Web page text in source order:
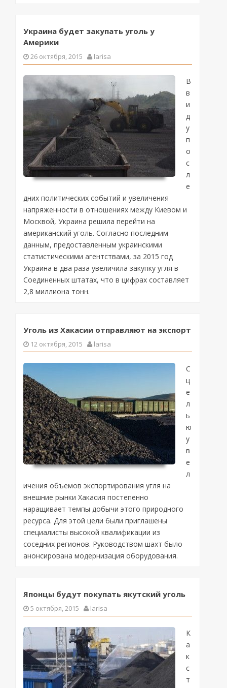
Украина будет закупать уголь у
Америки
26 октября, 2015 larisa
В
в
и
д
у
п
о
с
л
е
дних политических событий и увеличения
напряженности в отношениях между Киевом и
Москвой, Украина решила перейти на
американский уголь. Согласно последним
данным, предоставленным украинскими
статистическими агентствами, за 2015 год
Украина в два раза увеличила закупку угля в
Соединенных штатах, что в цифрах составляет
2,8 миллиона тонн.
Уголь из Хакасии отправляют на экспорт
12 октября, 2015 larisa
С
ц
е
л
ь
ю
у
в
е
л
ичения объемов экспортирования угля на
внешние рынки Хакасия постепенно
наращивает темпы добычи этого природного
ресурса. Для этой цели были приглашены
специалисты высокой квалификации из
соседних регионов. Руководством шахт было
анонсирована модернизация оборудования.
Японцы будут покупать якутский уголь
5 октября, 2015 larisa
К
а
к
с
т